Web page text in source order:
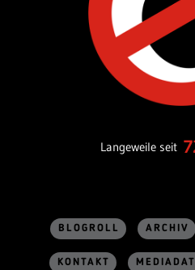
Langeweile seit
BLOGROLL ARCHIV
KONTAKT